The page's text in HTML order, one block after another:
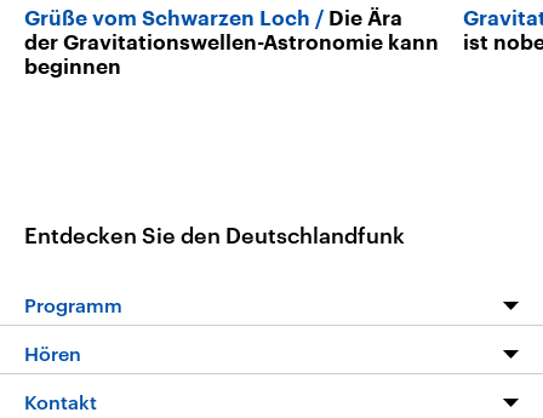
Grüße vom Schwarzen Loch
Die Ära
der Gravitationswellen-Astronomie kann
beginnen
ist
Entdecken Sie den Deutschlandfunk
Programm
Programm
Hören
Livestream
Kontakt